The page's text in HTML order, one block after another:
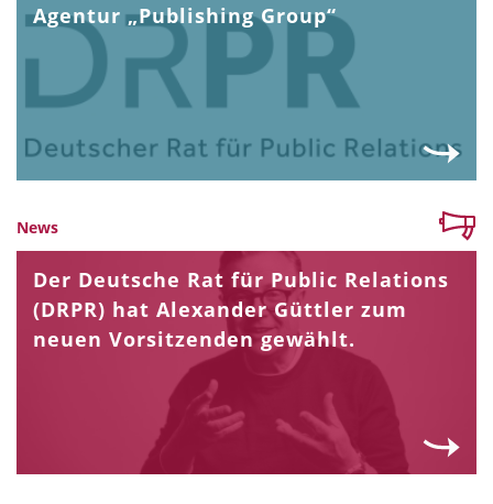
Agentur „Publishing Group“
News
Der Deutsche Rat für Public Relations
(DRPR) hat Alexander Güttler zum
neuen Vorsitzenden gewählt.